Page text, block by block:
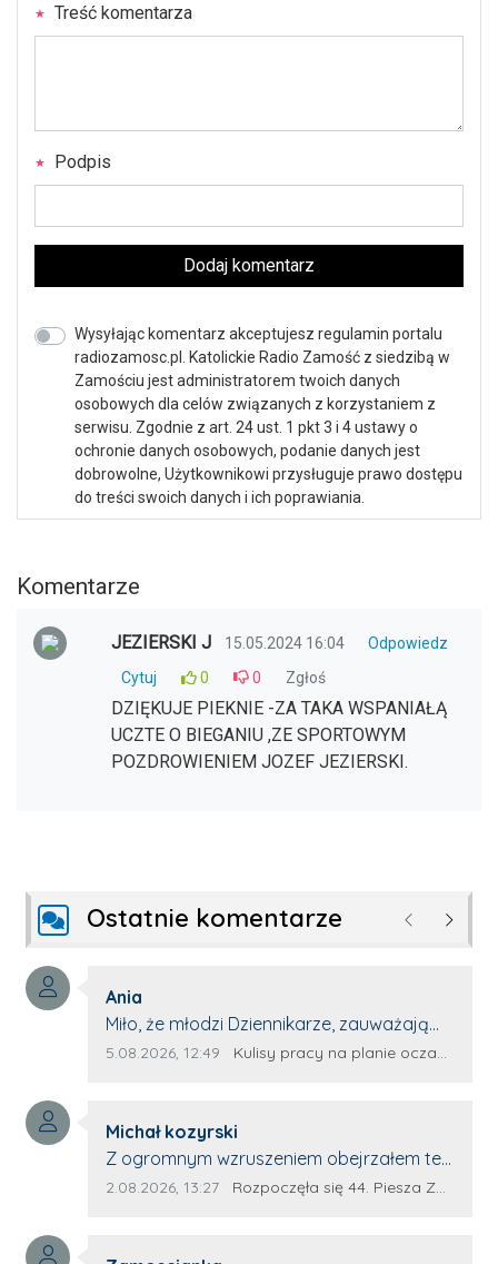
Treść komentarza
Podpis
Dodaj komentarz
Wysyłając komentarz akceptujesz regulamin portalu
radiozamosc.pl. Katolickie Radio Zamość z siedzibą w
Zamościu jest administratorem twoich danych
osobowych dla celów związanych z korzystaniem z
serwisu. Zgodnie z art. 24 ust. 1 pkt 3 i 4 ustawy o
ochronie danych osobowych, podanie danych jest
dobrowolne, Użytkownikowi przysługuje prawo dostępu
do treści swoich danych i ich poprawiania.
Komentarze
JEZIERSKI J 15.05.2024 16:04
Odpowiedz
Cytuj
0 0 Zgłoś
DZIĘKUJE PIEKNIE -ZA TAKA WSPANIAŁĄ
UCZTE O BIEGANIU ,ZE SPORTOWYM
POZDROWIENIEM JOZEF JEZIERSKI.
Ostatnie komentarze Poprzednie
Autor komentarza:
Ania
Treść komentarza:
Miło, że młodzi Dziennikarze, zauważają
młode talenty, które dopiero wkraczają
z nim wywiad, który przeprowadzi Pan
Artur.
Data dodania komentarza:
5.08.2026, 12:49 Źródło komentarza:
Kulisy pracy na planie oczami młodego filmowca
Autor komentarza:
Michał kozyrski
Treść komentarza:
Z ogromnym wzruszeniem obejrzałem ten
materiał. ❤️ Jestem naprawdę dumny z
Data dodania komentarza:
2.08.2026, 13:27 Źródło komentarza:
Rozpoczęła się 44. Piesza Zamojsko-Lubaczowska Pielgrzymka na Jasną Górę!